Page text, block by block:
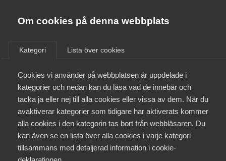
Om cookies på denna webbplats
Kategori Lista över cookies
Cookies vi använder på webbplatsen är uppdelade i
kategorier och nedan kan du läsa vad de innebär och
tacka ja eller nej till alla cookies eller vissa av dem. När du
avaktiverar kategorier som tidigare har aktiverats kommer
alla cookies i den kategorin tas bort från webbläsaren. Du
kan även se en lista över alla cookies i varje kategori
tillsammans med detaljerad information i cookie-
Almega Utbildning
Innovations­företagen
Kompetens­företagen
Medie­företagen
Säkerhets­företagen
Om Almega
Aktuellt
Medlemskapet
Mina sidor
Promemorian Förändringar av
husavdraget
Remiss